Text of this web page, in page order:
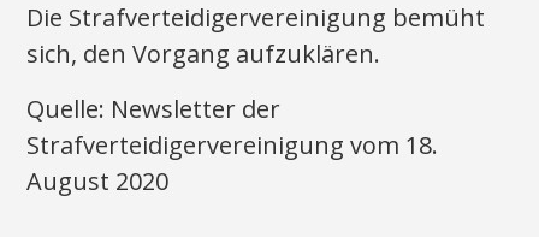
Die Strafverteidigervereinigung bemüht
sich, den Vorgang aufzuklären.
Quelle: Newsletter der
Strafverteidigervereinigung vom 18.
August 2020